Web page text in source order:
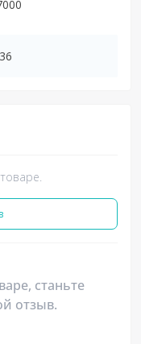
станьте
отзыв.